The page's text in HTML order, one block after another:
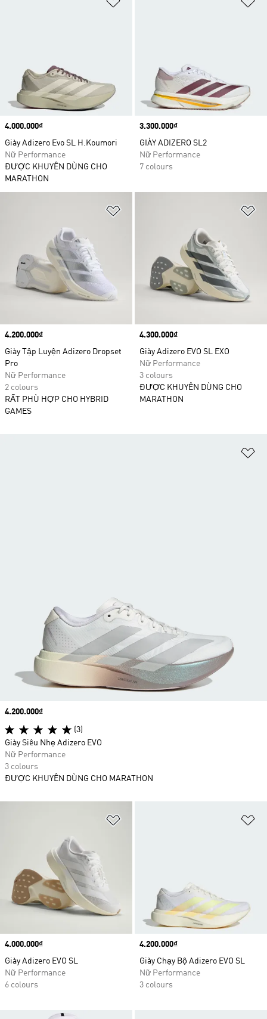
Price
4.000.000₫
Giày Adizero Evo SL H.Koumori
Nữ Performance
ĐƯỢC KHUYÊN DÙNG CHO
MARATHON
Price
3.300.000₫
GIÀY ADIZERO SL2
Nữ Performance
7 colours
Price
4.200.000₫
Giày Tập Luyện Adizero Dropset
Pro
Nữ Performance
2 colours
RẤT PHÙ HỢP CHO HYBRID
GAMES
Price
4.300.000₫
Giày Adizero EVO SL EXO
Nữ Performance
3 colours
ĐƯỢC KHUYÊN DÙNG CHO
MARATHON
Price
4.000.000₫
Giày Adizero EVO SL
Nữ Performance
6 colours
Price
4.200.000₫
Giày Chạy Bộ Adizero EVO SL
Nữ Performance
3 colours
Price
4.200.000₫
(3)
Giày Siêu Nhẹ Adizero EVO
Nữ Performance
3 colours
ĐƯỢC KHUYÊN DÙNG CHO MARATHON